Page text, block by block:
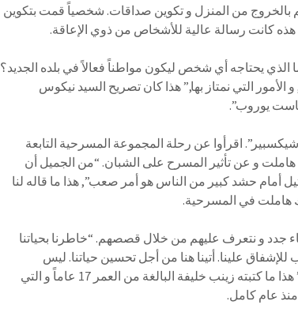
بالخروج من المنزل و تكوين صداقات. شخصياً قمت بتكوين
هذه كانت رسالة عالية للأشخاص من ذوي الإعاقة.
الذي يحتاجه أي شخص ليكون مواطناً فعالاً في بلده الجديد؟
و الأمور التي نمتاز بها,” هذا كان تصريح السيد نيكوس
يوروب”.
اقرأوا عن رحلة المجموعة المسرحية التابعة
و عن تأثير المسرح على الشبان. “من الجميل أن
أمام حشد كبير من الناس هو أمر صعب”, هذا ما قاله لنا
هاملت في المسرحية.
و نتعرف عليهم من خلال قصصهم. “خاطرنا بحياتنا
علينا. أتينا هنا من أجل تحسين حياتنا. ليس
بإمكانكم تصور اللحظات التي مرينا بها” هذا ما كتبته زينب خليفة البالغة من العمر 17 عاماً و التي
عام كامل.